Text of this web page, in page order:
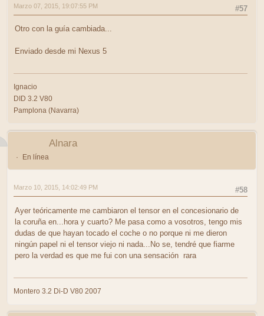
#57
Marzo 07, 2015, 19:07:55 PM
Otro con la guía cambiada...
Enviado desde mi Nexus 5
Ignacio
DID 3.2 V80
Pamplona (Navarra)
Alnara
En línea
#58
Marzo 10, 2015, 14:02:49 PM
Ayer teóricamente me cambiaron el tensor en el concesionario de
la coruña en...hora y cuarto? Me pasa como a vosotros, tengo mis
dudas de que hayan tocado el coche o no porque ni me dieron
ningún papel ni el tensor viejo ni nada...No se, tendré que fiarme
pero la verdad es que me fui con una sensación rara
Montero 3.2 Di-D V80 2007